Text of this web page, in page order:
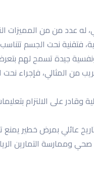
له عدد من من
فتقنية نحت الجسم
جيدة تسمح لهم
من المثالي، فإجراء
على الالتزام
عائلي بمرض خطير يمنع
صحي وممارسة التمارين